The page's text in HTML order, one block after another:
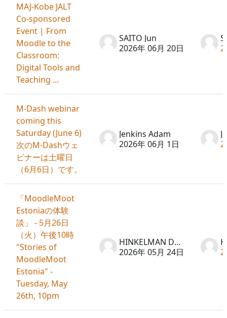
MAJ-Kobe JALT
Co-sponsored
Event | From
Moodle to the
Classroom:
Digital Tools and
Teaching ...
SAITO Jun
2026年 06月 20日
M-Dash webinar
coming this
Saturday (June 6)
次のM-Dashウェ
ビナーは土曜日
（6月6日）です。
Jenkins Adam
2026年 06月 1日
「MoodleMoot
Estoniaの体験
談」 - 5月26日
（火）午後10時
"Stories of
MoodleMoot
Estonia" -
Tuesday, May
26th, 10pm
HINKELMAN Don
2026年 05月 24日